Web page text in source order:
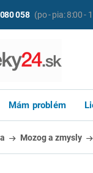
058 (po - pia: 8:00 -
Mám problém
Mozog a zmysly